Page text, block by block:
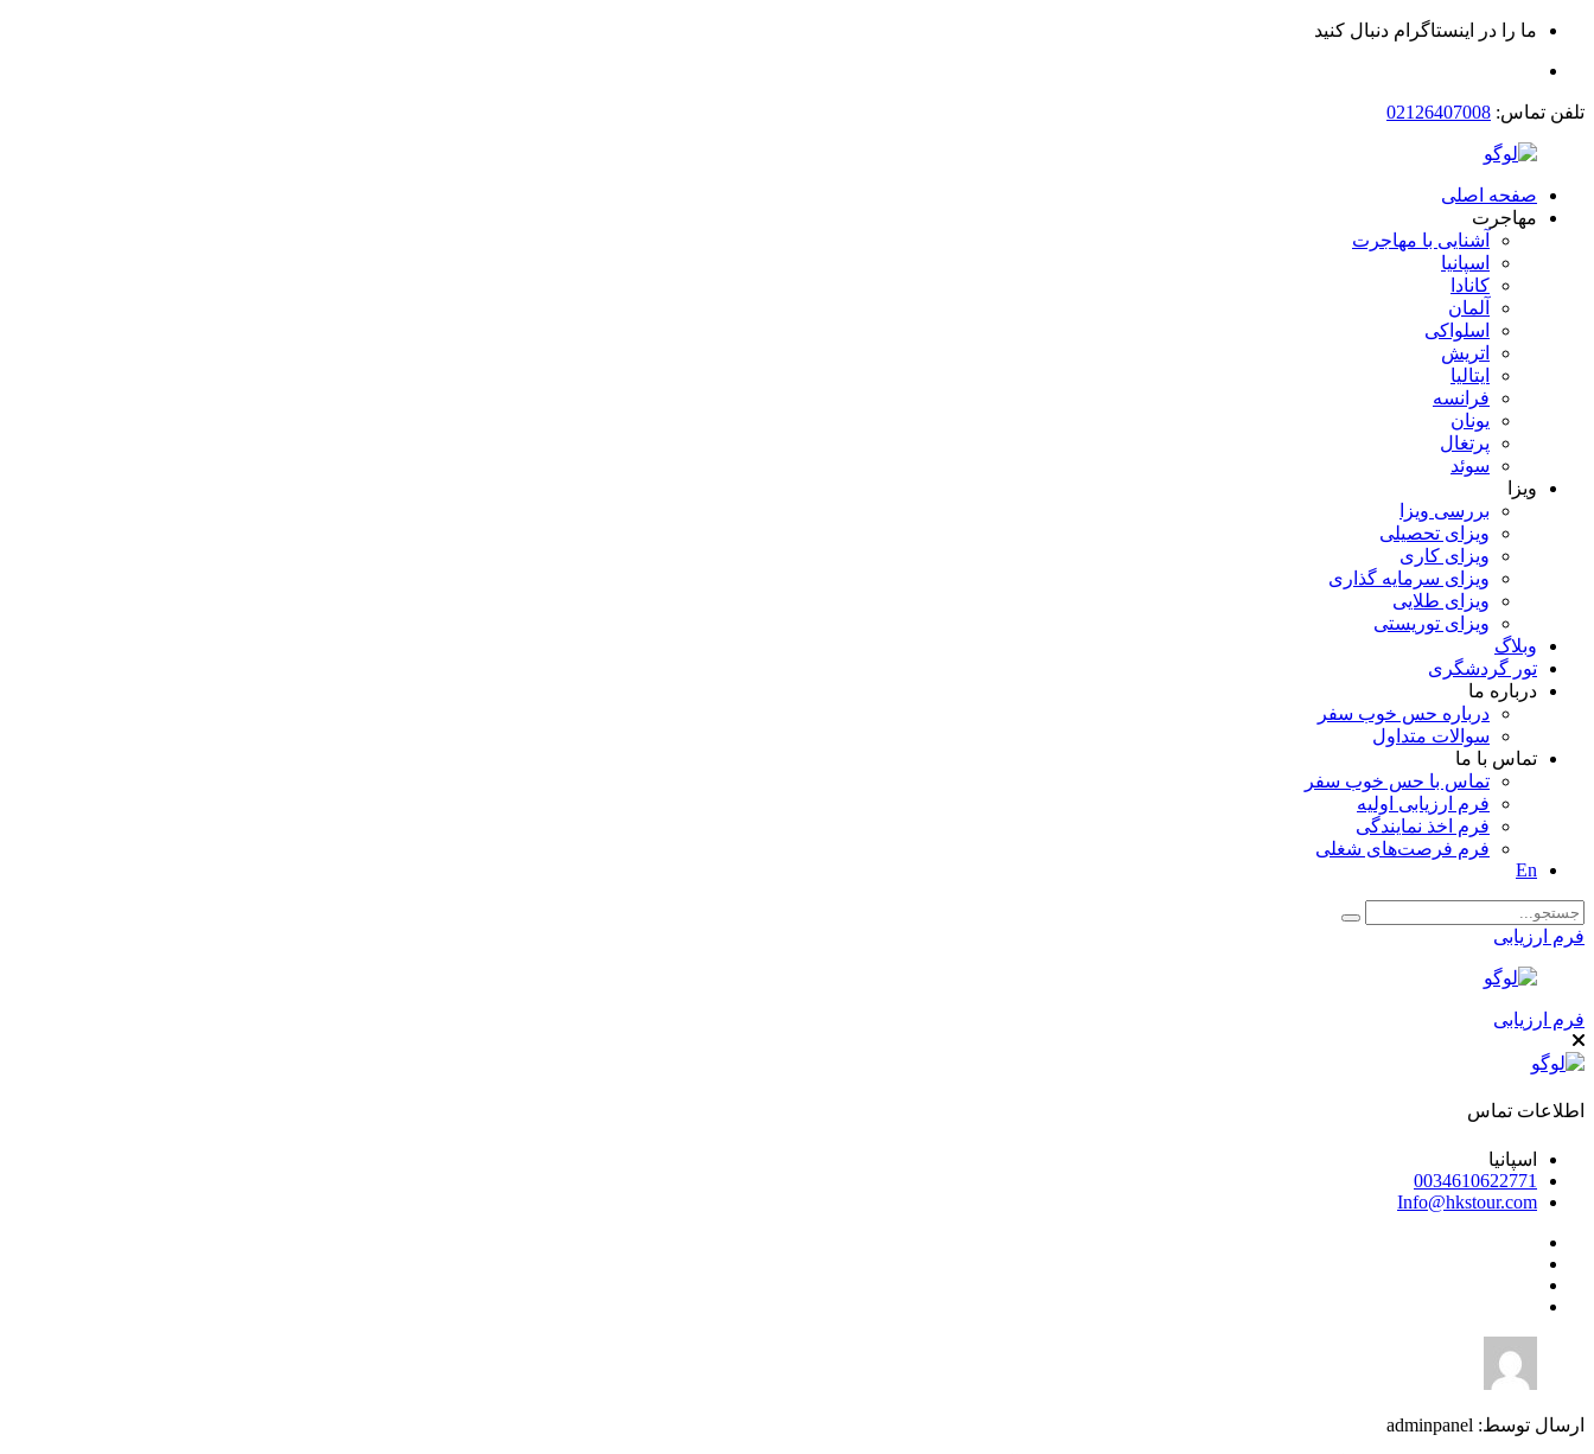
ما را در اینستاگرام دنبال کنید
تلفن تماس: 02126407008
صفحه اصلی
مهاجرت
آشنایی با مهاجرت
اسپانیا
کانادا
آلمان
اسلواکی
اتریش
ایتالیا
فرانسه
یونان
پرتغال
سوئد
ویزا
بررسی ویزا
ویزای تحصیلی
ویزای کاری
ویزای سرمایه گذاری
ویزای طلایی
ویزای توریستی
وبلاگ
تور گردشگری
درباره ما
درباره حس خوب سفر
سوالات متداول
تماس با ما
تماس با حس خوب سفر
فرم ارزیابی اولیه
فرم اخذ نمایندگی
فرم فرصت‌های شغلی
En
فرم ارزیابی
فرم ارزیابی
اطلاعات تماس
اسپانیا
0034610622771
Info@hkstour.com
ارسال توسط: adminpanel